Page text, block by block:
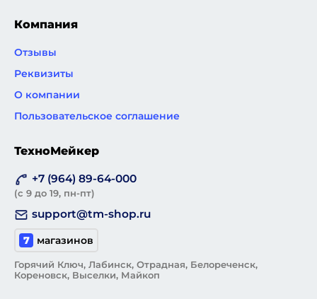
Компания
Отзывы
Реквизиты
О компании
Пользовательское соглашение
ТехноМейкер
+7 (964) 89-64-000
(с 9 до 19, пн-пт)
support@tm-shop.ru
7 магазинов
Горячий Ключ, Лабинск, Отрадная, Белореченск,
Кореновск, Выселки, Майкоп